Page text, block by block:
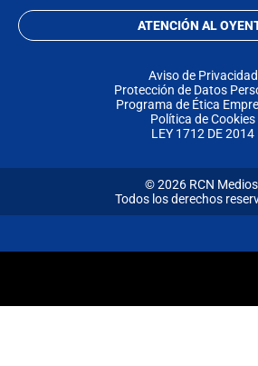
ATENCIÓN AL
Aviso de Privacidad
Protección de Datos
Programa de Ética
Política de Cookies
LEY 1712 DE 2014
© 2026 RCN
Todos los derechos